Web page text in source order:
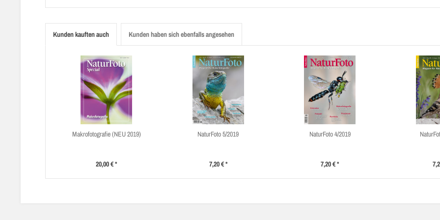
Kunden kauften auch Kunden haben sich ebenfalls angesehen
Makrofotografie (NEU 2019)
20,00 € *
NaturFoto 5/2019
7,20 € *
NaturFoto 4/2019
7,20 € *